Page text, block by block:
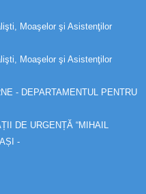
Moaşelor şi Asistenţilor
Moaşelor şi Asistenţilor
- DEPARTAMENTUL PENTRU
DE URGENȚĂ “MIHAIL
-